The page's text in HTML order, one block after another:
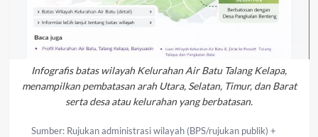
Infografis batas wilayah Kelurahan Air Batu Talang Kelapa,
menampilkan pembatasan arah Utara, Selatan, Timur, dan Barat
serta desa atau kelurahan yang berbatasan.
Sumber: Rujukan administrasi wilayah (BPS/rujukan publik) +